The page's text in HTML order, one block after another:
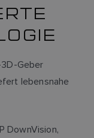
Geber
lebensnahe
DownVision,